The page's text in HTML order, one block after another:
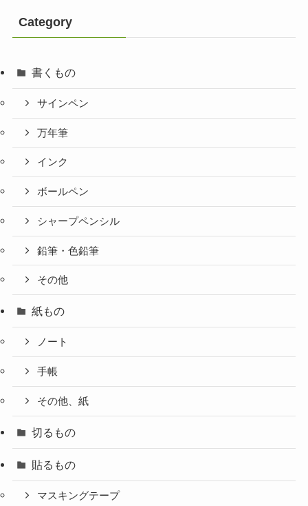
Category
書くもの
サインペン
万年筆
インク
ボールペン
シャープペンシル
鉛筆・色鉛筆
その他
紙もの
ノート
手帳
その他、紙
切るもの
貼るもの
マスキングテープ